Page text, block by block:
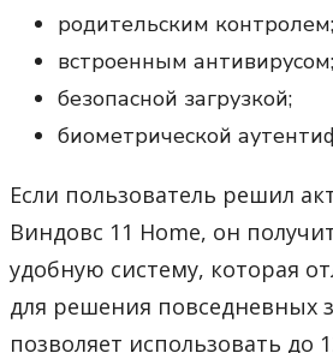
родительским контролем;
встроенным антивирусом;
безопасной загрузкой;
биометрической
Если пользователь решил
Виндовс 11 Home, он
удобную систему, которая
для решения повседневных
позволяет использовать до